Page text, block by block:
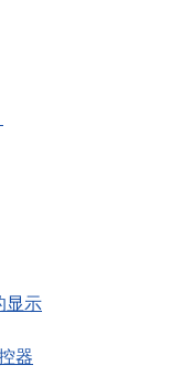
显示
器